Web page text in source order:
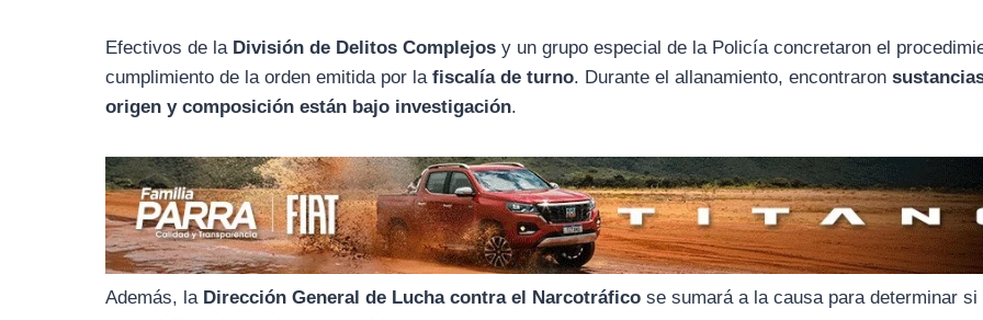
k
m
p
Efectivos de la División de Delitos Complejos y un grupo especial de la Policía concretaron el
cumplimiento de la orden emitida por lafiscalía de turno. Durante el allanamiento, encontraron
origen y composición están bajo investigación.
Además, la Dirección General de Lucha contra el Narcotráfico se sumará a la causa para determinar